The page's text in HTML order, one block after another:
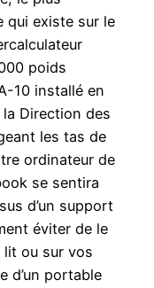
qui existe sur le
poids
10 installé en
Direction des
les tas de
ordinateur de
se sentira
d’un support
éviter de le
ou sur vos
d’un portable